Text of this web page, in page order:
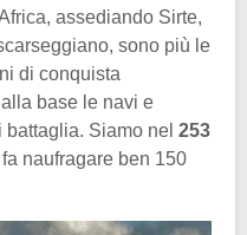
assediando Sirte,
sono più le
di conquista
base le navi e
Siamo nel 253
naufragare ben 150